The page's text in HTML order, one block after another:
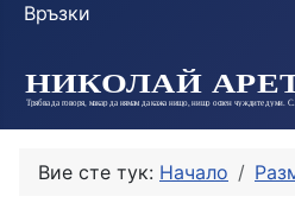
Връзки
Вие сте тук: Начало